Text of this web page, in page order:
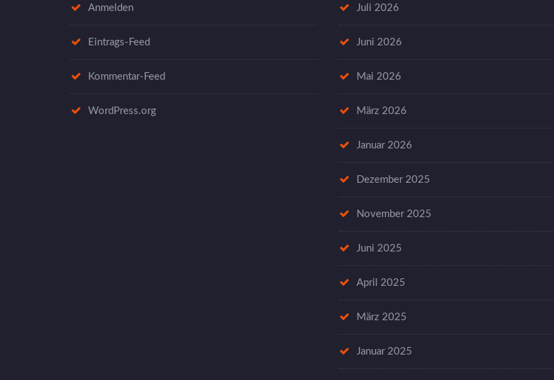
Anmelden
Eintrags-Feed
Kommentar-Feed
WordPress.org
Juli 2026
Juni 2026
Mai 2026
März 2026
Januar 2026
Dezember 2025
November 2025
Juni 2025
April 2025
März 2025
Januar 2025